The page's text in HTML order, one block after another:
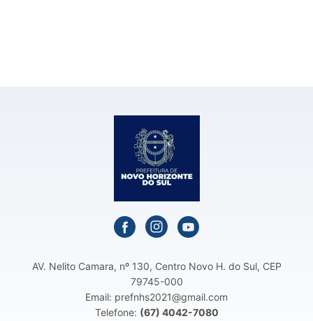
AV. Nelito Camara, nº 130, Centro Novo H. do Sul, CEP
79745-000
Email: prefnhs2021@gmail.com
Telefone: (67) 4042-7080